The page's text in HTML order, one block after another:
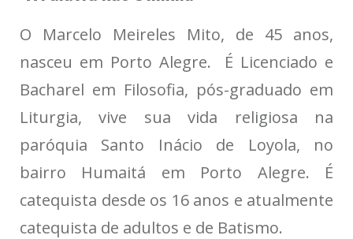
O Marcelo Meireles Mito, de 45 anos,
nasceu em Porto Alegre. É Licenciado e
Bacharel em Filosofia, pós-graduado em
Liturgia, vive sua vida religiosa na
paróquia Santo Inácio de Loyola, no
bairro Humaitá em Porto Alegre. É
catequista desde os 16 anos e atualmente
catequista de adultos e de Batismo.